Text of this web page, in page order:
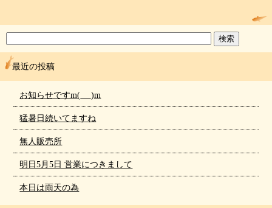
最近の投稿
お知らせですm(_ _)m
猛暑日続いてますね
無人販売所
明日5月5日 営業につきまして
本日は雨天の為